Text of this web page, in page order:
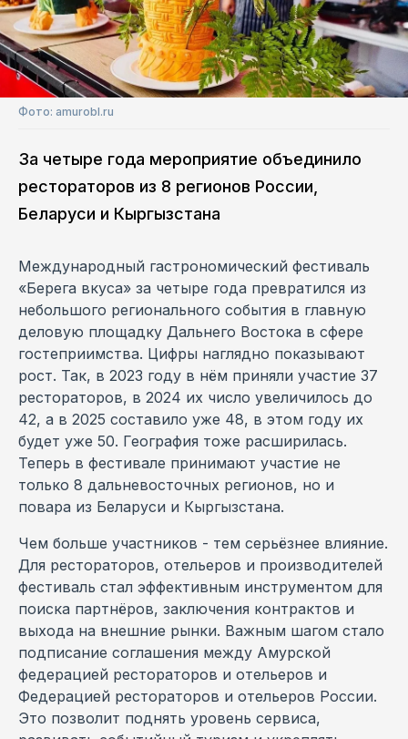
Фото: amurobl.ru
За четыре года мероприятие объединило
рестораторов из 8 регионов России,
Беларуси и Кыргызстана
Международный гастрономический фестиваль
«Берега вкуса» за четыре года превратился из
небольшого регионального события в главную
деловую площадку Дальнего Востока в сфере
гостеприимства. Цифры наглядно показывают
рост. Так, в 2023 году в нём приняли участие 37
рестораторов, в 2024 их число увеличилось до
42, а в 2025 составило уже 48, в этом году их
будет уже 50. География тоже расширилась.
Теперь в фестивале принимают участие не
только 8 дальневосточных регионов, но и
повара из Беларуси и Кыргызстана.
Чем больше участников - тем серьёзнее влияние.
Для рестораторов, отельеров и производителей
фестиваль стал эффективным инструментом для
поиска партнёров, заключения контрактов и
выхода на внешние рынки. Важным шагом стало
подписание соглашения между Амурской
федерацией рестораторов и отельеров и
Федерацией рестораторов и отельеров России.
Это позволит поднять уровень сервиса,